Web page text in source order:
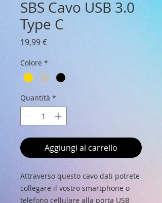
SBS Cavo USB 3.0
Type C
19,99 €Prezzo
Colore *
Quantità *
Aggiungi al carrello
Attraverso questo cavo dati potrete
collegare il vostro smartphone o
telefono cellulare alla porta USB